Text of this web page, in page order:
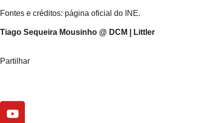
Fontes e créditos: página oficial do INE.
Tiago Sequeira Mousinho @ DCM | Littler
Partilhar